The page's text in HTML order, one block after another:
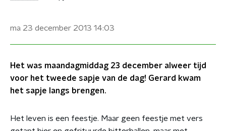
ma 23 december 2013 14:03
Het was maandagmiddag 23 december alweer tijd
voor het tweede sapje van de dag! Gerard kwam
het sapje langs brengen.
Het leven is een feestje. Maar geen feestje met vers